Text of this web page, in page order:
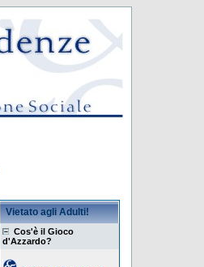
Vietato agli Adulti!
Cos'è il Gioco
d'Azzardo?